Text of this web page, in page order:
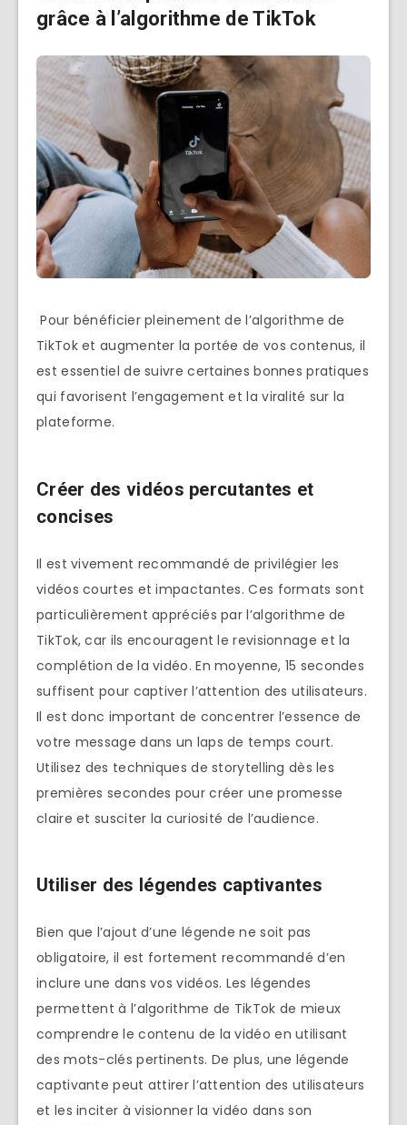
grâce à l’algorithme de TikTok
Pour bénéficier pleinement de l’algorithme de
TikTok et augmenter la portée de vos contenus, il
est essentiel de suivre certaines bonnes pratiques
qui favorisent l’engagement et la viralité sur la
plateforme.
Créer des vidéos percutantes et
concises
Il est vivement recommandé de privilégier les
vidéos courtes et impactantes. Ces formats sont
particulièrement appréciés par l’algorithme de
TikTok, car ils encouragent le revisionnage et la
complétion de la vidéo. En moyenne, 15 secondes
suffisent pour captiver l’attention des utilisateurs.
Il est donc important de concentrer l’essence de
votre message dans un laps de temps court.
Utilisez des techniques de storytelling dès les
premières secondes pour créer une promesse
claire et susciter la curiosité de l’audience.
Utiliser des légendes captivantes
Bien que l’ajout d’une légende ne soit pas
obligatoire, il est fortement recommandé d’en
inclure une dans vos vidéos. Les légendes
permettent à l’algorithme de TikTok de mieux
comprendre le contenu de la vidéo en utilisant
des mots-clés pertinents. De plus, une légende
captivante peut attirer l’attention des utilisateurs
et les inciter à visionner la vidéo dans son